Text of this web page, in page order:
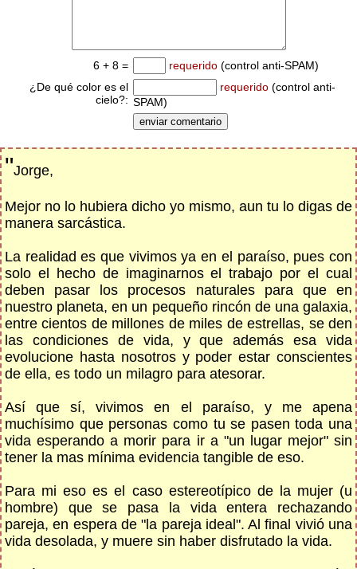
6 + 8 = requerido (control anti-SPAM)
¿De qué color es el
cielo?:
requerido (control anti-
SPAM)
"Jorge,
Mejor no lo hubiera dicho yo mismo, aun tu lo digas de
manera sarcástica.
La realidad es que vivimos ya en el paraíso, pues con
solo el hecho de imaginarnos el trabajo por el cual
deben pasar los procesos naturales para que en
nuestro planeta, en un pequeño rincón de una galaxia,
entre cientos de millones de miles de estrellas, se den
las condiciones de vida, y que además esa vida
evolucione hasta nosotros y poder estar conscientes
de ella, es todo un milagro para atesorar.
Así que sí, vivimos en el paraíso, y me apena
muchísimo que personas como tu se pasen toda una
vida esperando a morir para ir a "un lugar mejor" sin
tener la mas mínima evidencia tangible de eso.
Para mi eso es el caso estereotípico de la mujer (u
hombre) que se pasa la vida entera rechazando
pareja, en espera de "la pareja ideal". Al final vivió una
vida desolada, y muere sin haber disfrutado la vida.